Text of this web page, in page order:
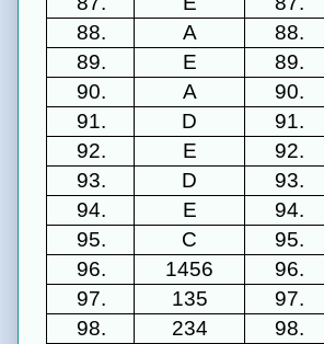
88.
A 88.
89.
E 89.
90.
A 90.
91.
D 91.
92.
E 92.
93.
D 93.
94.
E 94.
95.
C 95.
96.
1456 96.
97.
135 97.
98.
234 98.